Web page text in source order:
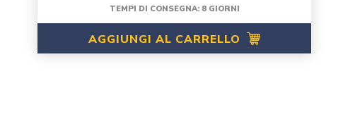
TEMPI DI CONSEGNA: 8 GIORNI
AGGIUNGI AL CARRELLO